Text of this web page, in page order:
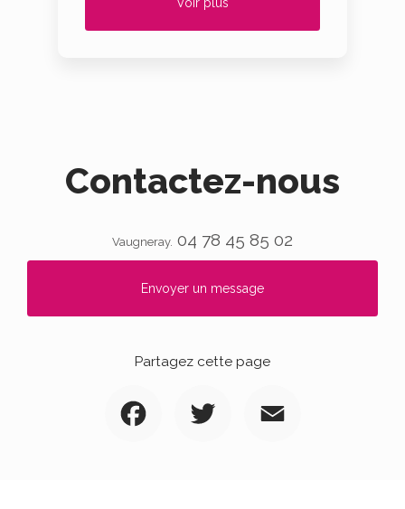
Voir plus
Contactez-nous
Vaugneray. 04 78 45 85 02
Envoyer un message
Partagez cette page